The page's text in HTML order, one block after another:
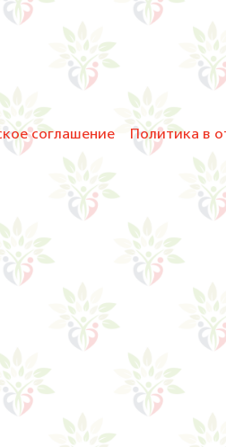
соглашение Политика в